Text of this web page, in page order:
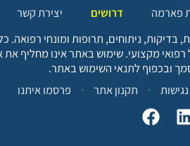
פארמה דרושים
יצירת קשר
ניתוחים, תרופות ומונחי רפואה.
רפואי מקצועי. שימוש באתר אינו מחליף
ובכפוף לתנאי השימוש באתר.
תקנון אתר פרסמו איתנו